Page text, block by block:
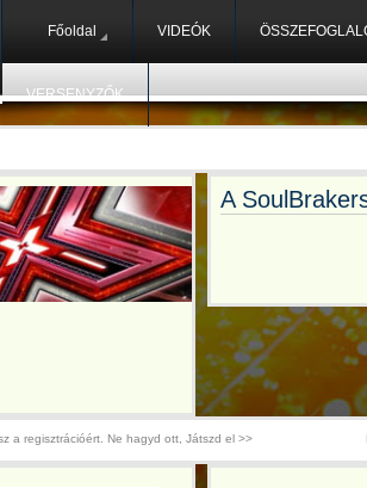
Főoldal VIDEÓK
VERSENYZŐK
A
a regisztrációért. Ne hagyd ott, Játszd el >>